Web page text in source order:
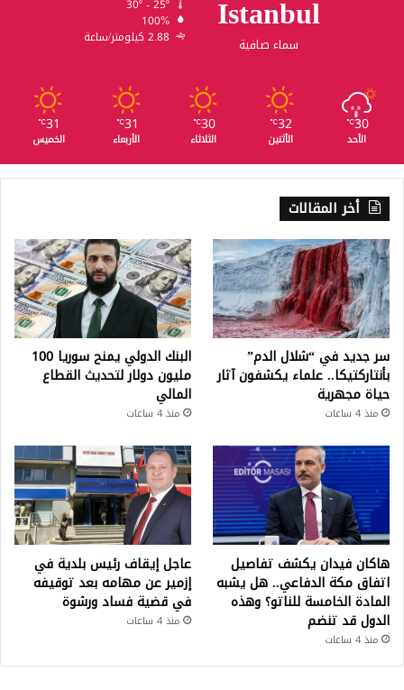
Istanbul
سماء صافية
100%
2.88 كيلومتر/ساعة
30
℃
الأحد
32
℃
الأثنين
30
℃
الثلاثاء
31
℃
الأربعاء
31
℃
الخميس
أخر المقالات
سر جديد في “شلال الدم”
بأنتاركتيكا.. علماء يكشفون آثار
حياة مجهرية
منذ 4 ساعات
البنك الدولي يمنح سوريا 100
مليون دولار لتحديث القطاع
المالي
منذ 4 ساعات
هاكان فيدان يكشف تفاصيل
اتفاق مكة الدفاعي.. هل يشبه
المادة الخامسة للناتو؟ وهذه
الدول قد تنضم
منذ 4 ساعات
عاجل إيقاف رئيس بلدية في
إزمير عن مهامه بعد توقيفه
في قضية فساد ورشوة
منذ 4 ساعات